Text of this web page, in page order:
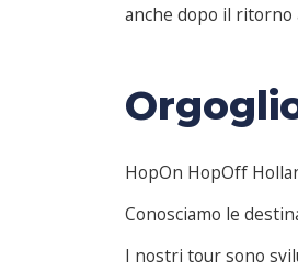
anche dopo il ritorno
HopOn HopOff
Conosciamo le
I nostri tour sono